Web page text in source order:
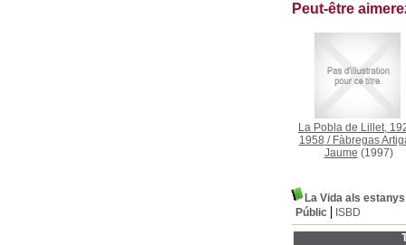
Peut-être
La Pobla de Lillet,
1958 / Fàbregas
Jaume (1997)
La Vida als
Públic
ISBD